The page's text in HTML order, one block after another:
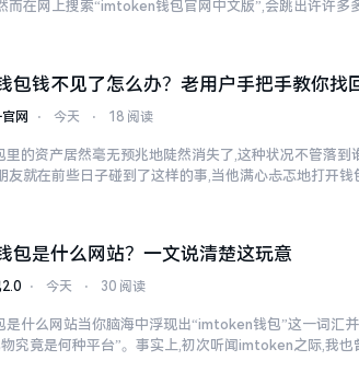
而在网上搜索“imtoken钱包官网中文版”,会跳出许许多
包钱不见了怎么办？老用户手把手教你找
网 ⋅ 今天 ⋅ 18 阅读
的资产居然毫无预兆地陡然消失了,这种状况不管落到
友就在前些日子碰到了这样的事,当他满心忐忑地打开钱
包是什么网站？一文说清楚这玩意
⋅ 今天 ⋅ 30 阅读
什么网站当你脑海中浮现出“imtoken钱包”这一词汇
究竟是何种平台”。事实上,初次听闻imtoken之际,我也